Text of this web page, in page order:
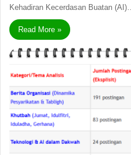
Kehadiran Kecerdasan Buatan (AI)…
Read More »